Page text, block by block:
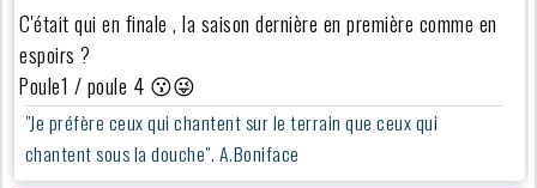
C'était qui en finale , la saison dernière en première comme en
espoirs ?
Poule1 / poule 4 😗😜
"Je préfère ceux qui chantent sur le terrain que ceux qui
chantent sous la douche". A.Boniface